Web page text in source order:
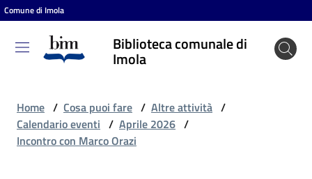
Vai al contenuto
Vai alla navigazione
Vai al footer
Comune di Imola
Biblioteca comunale di
Imola
Biblioteca
comunale
Home / Cosa puoi fare / Altre attività /
Calendario eventi / Aprile 2026 /
Incontro con Marco Orazi